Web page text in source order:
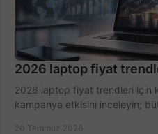
2026 laptop fiyat
2026 laptop fiyat trendleri için
kampanya etkisini inceleyin;
20 Temmuz 2026